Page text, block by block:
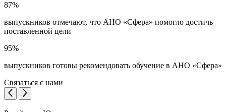
87%
выпускников отмечают, что АНО «Сфера» помогло достичь
поставленной цели
95%
выпускников готовы рекомендовать обучение в АНО «Сфера»
Связаться с нами